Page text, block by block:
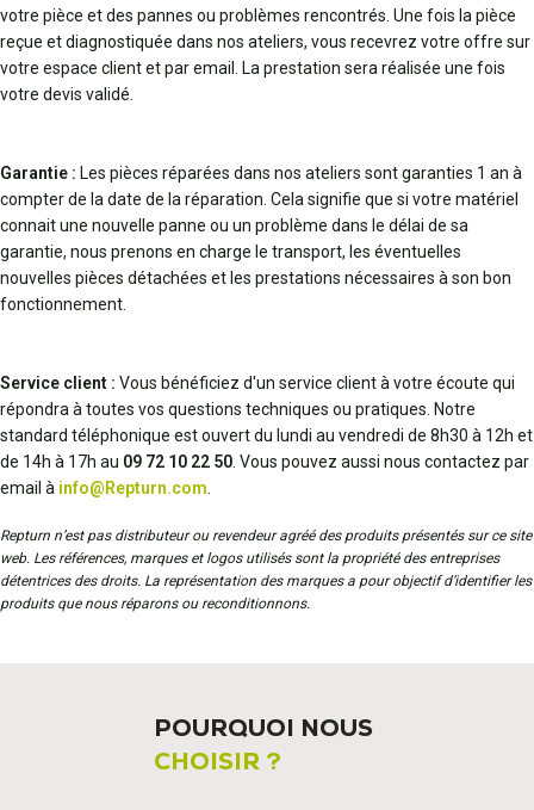
votre pièce et des pannes ou problèmes rencontrés. Une fois la pièce
reçue et diagnostiquée dans nos ateliers, vous recevrez votre offre sur
votre espace client et par email. La prestation sera réalisée une fois
votre devis validé.
Garantie : Les pièces réparées dans nos ateliers sont garanties 1 an à
compter de la date de la réparation. Cela signifie que si votre matériel
connait une nouvelle panne ou un problème dans le délai de sa
garantie, nous prenons en charge le transport, les éventuelles
nouvelles pièces détachées et les prestations nécessaires à son bon
fonctionnement.
Service client : Vous bénéficiez d'un service client à votre écoute qui
répondra à toutes vos questions techniques ou pratiques. Notre
standard téléphonique est ouvert du lundi au vendredi de 8h30 à 12h et
de 14h à 17h au 09 72 10 22 50 . Vous pouvez aussi nous contactez par
email à info@Repturn.com
Repturn n’est pas distributeur ou revendeur agréé des produits présentés sur ce site
web. Les références, marques et logos utilisés sont la propriété des entreprises
détentrices des droits. La représentation des marques a pour objectif d’identifier les
produits que nous réparons ou reconditionnons.
POURQUOI NOUS
CHOISIR ?